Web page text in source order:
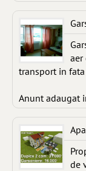
transport in
Anunt adaugat
de